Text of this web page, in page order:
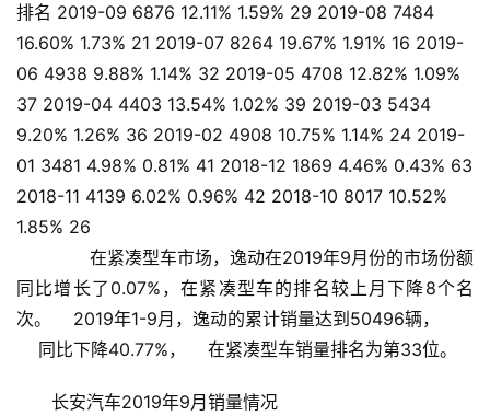
排名 2019-09 6876 12.11% 1.59% 29 2019-08 7484
16.60% 1.73% 21 2019-07 8264 19.67% 1.91% 16 2019-
06 4938 9.88% 1.14% 32 2019-05 4708 12.82% 1.09%
37 2019-04 4403 13.54% 1.02% 39 2019-03 5434
9.20% 1.26% 36 2019-02 4908 10.75% 1.14% 24 2019-
01 3481 4.98% 0.81% 41 2018-12 1869 4.46% 0.43% 63
2018-11 4139 6.02% 0.96% 42 2018-10 8017 10.52%
1.85% 26
在紧凑型车市场，逸动在2019年9月份的市场份额
同比增长了0.07%，在紧凑型车的排名较上月下降8个名
次。    2019年1-9月，逸动的累计销量达到50496辆，
长安汽车2019年9月销量情况